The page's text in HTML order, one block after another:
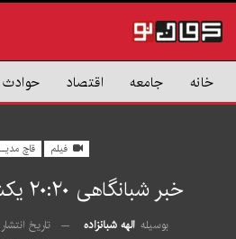
خانه جامعه اقتصاد حوادث
فیلم قاچ
خبر شبانگاهی ٢۰:٢٠ یکشنبه ۱۱ آبان ۹۹
بوسیله الهه شبانزاده تاریخ انتشار